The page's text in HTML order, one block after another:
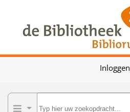
Skip to main content
Inloggen